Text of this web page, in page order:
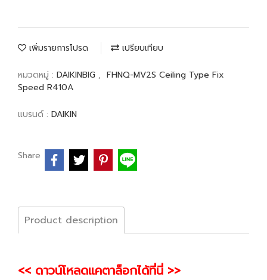
เพิ่มรายการโปรด เปรียบเทียบ
หมวดหมู่ : DAIKINBIG , FHNQ-MV2S Ceiling Type Fix
Speed R410A
แบรนด์ : DAIKIN
Share
Product description
<< ดาวน์โหลดแคตาล็อกได้ที่นี่ >>